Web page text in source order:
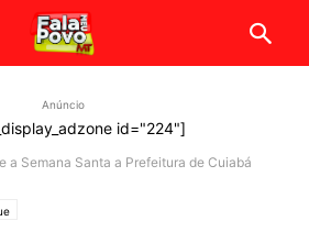
Anúncio
id="224"]
a Semana Santa a Prefeitura de Cuiabá